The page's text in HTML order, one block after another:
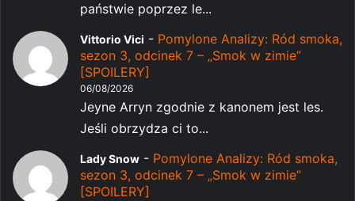
państwie poprzez le...
Vittorio Vici - Pomylone Analizy: Ród smoka,
sezon 3, odcinek 7 – „Smok w zimie”
[SPOILERY]
06/08/2026
Jeyne Arryn zgodnie z kanonem jest les.
Jeśli obrzydza ci to...
Lady Snow - Pomylone Analizy: Ród smoka,
sezon 3, odcinek 7 – „Smok w zimie”
[SPOILERY]